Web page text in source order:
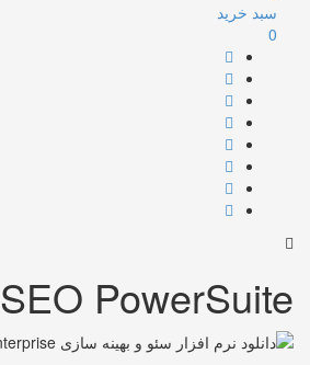
سبد خرید
0
SEO PowerSuite